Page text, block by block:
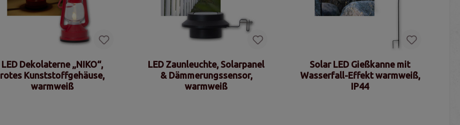
LED Dekolaterne „NIKO“,
rotes Kunststoffgehäuse,
warmweiß
LED Zaunleuchte, Solarpanel
& Dämmerungssensor,
warmweiß
Solar LED Gießkanne mit
Wasserfall-Effekt warmweiß,
IP44